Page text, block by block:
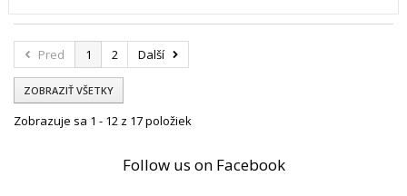
Pred 1 2 Další
ZOBRAZIŤ VŠETKY
Zobrazuje sa 1 - 12 z 17 položiek
Follow us on Facebook